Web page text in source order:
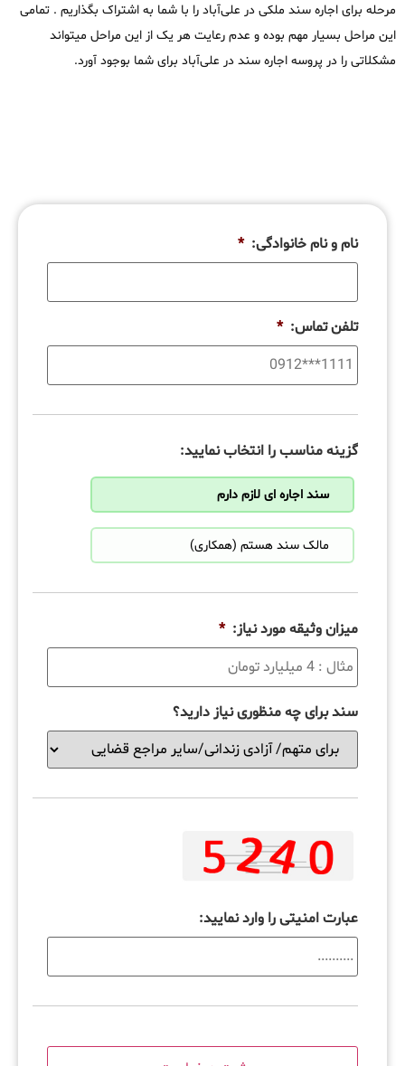
مرحله برای اجاره سند ملکی در علی‌آباد را با شما به اشتراک بگذاریم . تمامی
این مراحل بسیار مهم بوده و عدم رعایت هر یک از این مراحل میتواند
مشکلاتی را در پروسه اجاره سند در علی‌آباد برای شما بوجود آورد.
نام و نام خانوادگی: *
تلفن تماس: *
گزینه مناسب را انتخاب نمایید:
سند اجاره ای لازم دارم
مالک سند هستم (همکاری)
میزان وثیقه مورد نیاز: *
سند برای چه منظوری نیاز دارید؟
عبارت امنیتی را وارد نمایید: